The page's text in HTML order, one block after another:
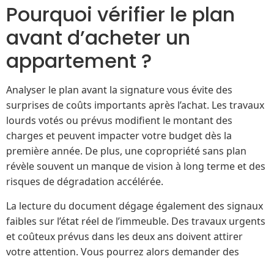
Pourquoi vérifier le plan
avant d’acheter un
appartement ?
Analyser le plan avant la signature vous évite des
surprises de coûts importants après l’achat. Les travaux
lourds votés ou prévus modifient le montant des
charges et peuvent impacter votre budget dès la
première année. De plus, une copropriété sans plan
révèle souvent un manque de vision à long terme et des
risques de dégradation accélérée.
La lecture du document dégage également des signaux
faibles sur l’état réel de l’immeuble. Des travaux urgents
et coûteux prévus dans les deux ans doivent attirer
votre attention. Vous pourrez alors demander des